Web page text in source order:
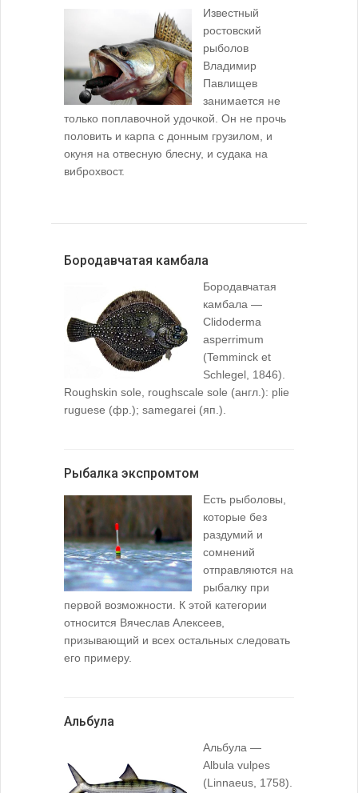
Известный
ростовский
рыболов
Владимир
Павлищев
занимается не
только поплавочной удочкой. Он не прочь
половить и карпа с донным грузилом, и
окуня на отвесную блесну, и судака на
виброхвост.
Бородавчатая камбала
Бородавчатая
камбала —
Clidoderma
asperrimum
(Temminck et
Schlegel, 1846).
Roughskin sole, roughscale sole (англ.): plie
ruguese (фр.); samegarei (яп.).
Рыбалка экспромтом
Есть рыболовы,
которые без
раздумий и
сомнений
отправляются на
рыбалку при
первой возможности. К этой категории
относится Вячеслав Алексеев,
призывающий и всех остальных следовать
его примеру.
Альбула
Альбула —
Albula vulpes
(Linnaeus, 1758).